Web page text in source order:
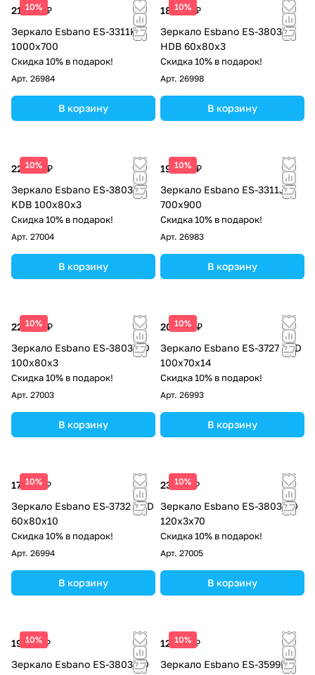
10%
21 080 ₽
Зеркало Esbano ES-3311KD
1000х700
Скидка 10% в подарок!
Арт. 26984
В корзину
10%
18 360 ₽
Зеркало Esbano ES-3803
HDB 60x80х3
Скидка 10% в подарок!
Арт. 26998
В корзину
10%
22 440 ₽
Зеркало Esbano ES-3803
KDB 100x80х3
Скидка 10% в подарок!
Арт. 27004
В корзину
10%
19 040 ₽
Зеркало Esbano ES-3311JD
700х900
Скидка 10% в подарок!
Арт. 26983
В корзину
10%
22 440 ₽
Зеркало Esbano ES-3803 KD
100x80х3
Скидка 10% в подарок!
Арт. 27003
В корзину
10%
20 400 ₽
Зеркало Esbano ES-3727 K2D
100х70х14
Скидка 10% в подарок!
Арт. 26993
В корзину
10%
17 000 ₽
Зеркало Esbano ES-3732 H2D
60х80х10
Скидка 10% в подарок!
Арт. 26994
В корзину
10%
23 120 ₽
Зеркало Esbano ES-3803 YD
120x3х70
Скидка 10% в подарок!
Арт. 27005
В корзину
10%
19 720 ₽
Зеркало Esbano ES-3803 TD
10%
12 920 ₽
Зеркало Esbano ES-3599FD